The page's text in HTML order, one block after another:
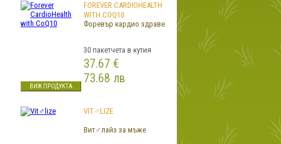
FOREVER CARDIOHEALTH
WITH COQ10
Форевър кардио здраве
30 пакетчета в кутия
37.67 €
73.68 лв
ВИЖ ПРОДУКТА
VIT♂LIZE
Вит♂лайз за мъжe